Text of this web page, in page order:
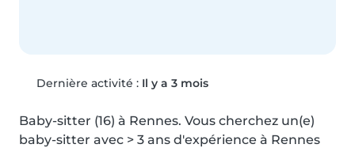
Dernière activité : Il y a 3 mois
Baby-sitter (16) à Rennes. Vous cherchez un(e)
baby-sitter avec > 3 ans d'expérience à Rennes